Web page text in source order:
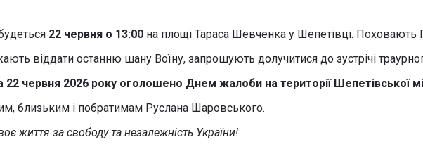
22 червня о 13:00 на площі Тараса Шевченка у Шепетівці. Поховають
віддати останню шану Воїну, запрошують долучитися до зустрічі
22 червня 2026 року оголошено Днем жалоби на території Шепетівської
близьким і побратимам Руслана Шаровського.
життя за свободу та незалежність України!